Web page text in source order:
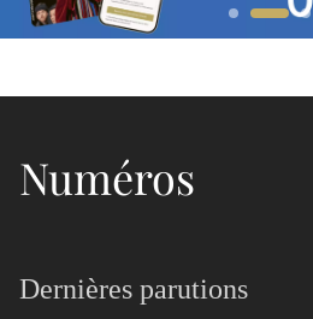
Numéros
Dernières parutions